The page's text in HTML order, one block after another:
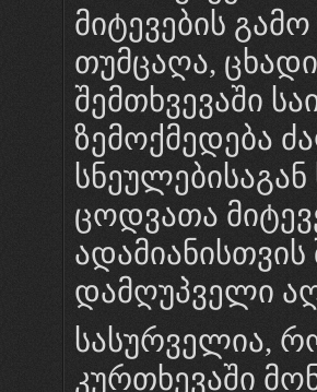
მიტევების
თუმცაღა,
შემთხვევაში
ზემოქმედება
ცოდვათა
დამღუპველი
სასურველია,
კურთხევაში